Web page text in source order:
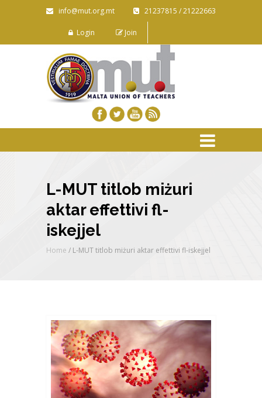
info@mut.org.mt 21237815 / 21222663
Login Join
L-MUT titlob miżuri
aktar effettivi fl-
iskejjel
Home / L-MUT titlob miżuri aktar effettivi fl-iskejjel